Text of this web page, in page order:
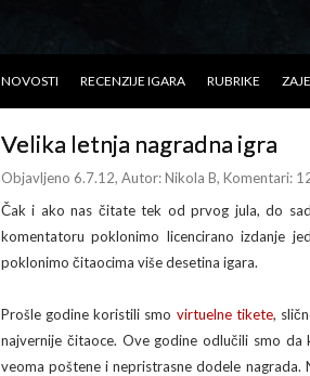
NOVOSTI RECENZIJE IGARA RUBRIKE
Velika letnja nagradna igra
Objavljeno 6.7.12, Autor:Nikola B, Komentari:
Čak i ako nas čitate tek od prvog jula, do
komentatoru poklonimo licencirano izdanje
poklonimo čitaocima više desetina igara.
Prošle godine koristili smo virtuelne tikete,
najvernije čitaoce. Ove godine odlučili smo da
veoma poštene i nepristrasne dodele nagrada.